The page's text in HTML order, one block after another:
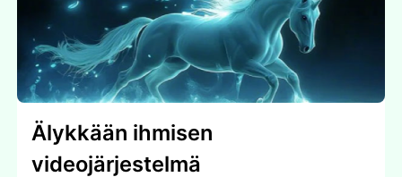
Älykkään ihmisen
videojärjestelmä